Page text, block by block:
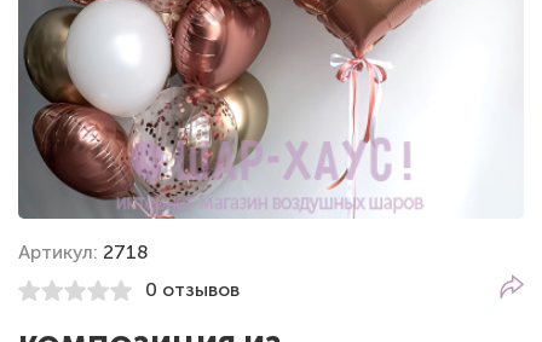
Артикул: 2718
0 отзывов